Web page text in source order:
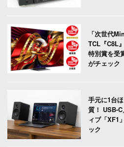
「次世代
TCL『C8L
特別賞を受
がチェック
手元に1台
質！ USB-
ィブ「XF1
ック